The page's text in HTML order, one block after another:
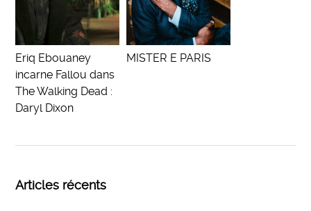
Eriq Ebouaney
incarne Fallou dans
The Walking Dead :
Daryl Dixon
MISTER E PARIS
Articles récents